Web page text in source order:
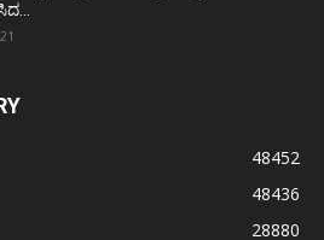
48452
48436
28880